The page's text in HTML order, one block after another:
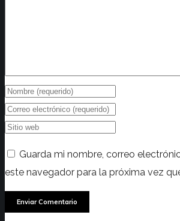
Guarda mi nombre, correo
este navegador para la próxima vez